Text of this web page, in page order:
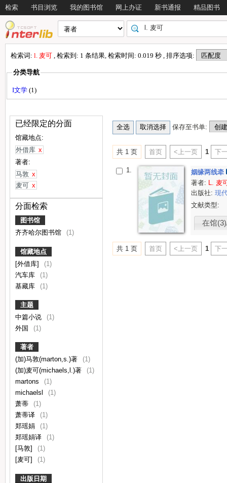
检索 书目浏览 我的图书馆 网上办证 新书通报 精品图书
检索词: l. 麦可 , 检索到: 1 条结果, 检索时间: 0.019 秒 , 排序选项:
分类导航
I文学 (1)
已经限定的分面
馆藏地点:
外借库 x
著者:
马敦 x
麦可 x
分面检索
图书馆
齐齐哈尔图书馆
(1)
馆藏地点
[外借库]
(1)
汽车库
(1)
基藏库
(1)
主题
中篇小说
(1)
外国
(1)
著者
(加)马敦(marton,s.)著
(1)
(加)麦可(michaels,l.)著
(1)
martons
(1)
michaelsl
(1)
萧蒂
(1)
萧蒂译
(1)
郑瑶娟
(1)
郑瑶娟译
(1)
[马敦]
(1)
[麦可]
(1)
出版日期
保存至书单:
共 1 页 首页 <上一页 1 下
1.
姻缘两线牵
著者: L. 麦
出版社:现
文献类型:
在馆
共 1 页 首页 <上一页 1 下